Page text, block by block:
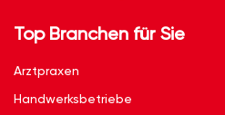
Top Branchen für Sie
Arztpraxen
Handwerksbetriebe